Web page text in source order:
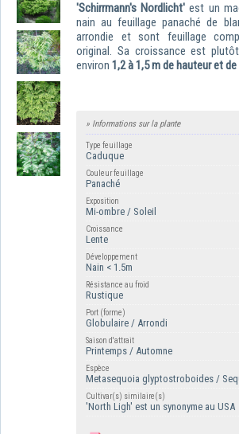
'Schirrmann's Nordlicht' est un m
nain au feuillage panaché de
arrondie et sont feuillage
original. Sa croissance est
environ 1,2 à 1,5 m de hauteur et de
» Informations sur la plante
Type feuillage
Caduque
Couleur feuillage
Panaché
Exposition
Mi-ombre / Soleil
Croissance
Lente
Développement
Nain < 1.5m
Résistance au froid
Rustique
Port (forme)
Globulaire / Arrondi
Saison d'attrait
Printemps / Automne
Espèce
Metasequoia glyptostroboides /
Cultivar(s) similaire(s)
'North Ligh' est un synonyme au USA